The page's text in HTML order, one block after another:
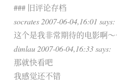
### 旧评论存档
socrates 2007-06-04,16:01 says:
这个是我非常期待的电影啊
dimlau 2007-06-04,16:33 says:
那就快看吧
我感觉还不错